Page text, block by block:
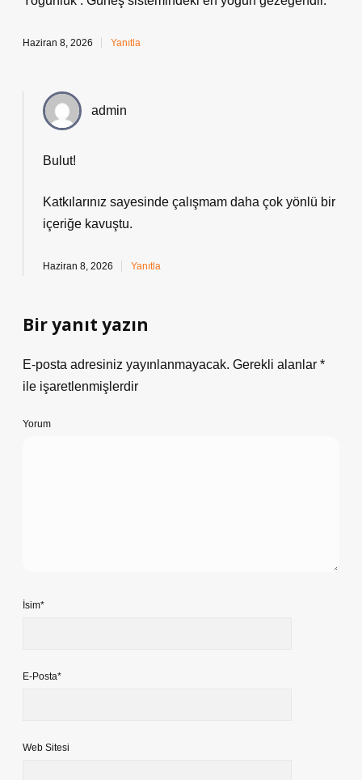
Haziran 8, 2026 Yanıtla
admin
Bulut!
Katkılarınız sayesinde çalışmam daha çok yönlü bir
içeriğe kavuştu.
Haziran 8, 2026 Yanıtla
Bir yanıt yazın
E-posta adresiniz yayınlanmayacak. Gerekli alanlar *
ile işaretlenmişlerdir
Yorum
İsim*
E-Posta*
Web Sitesi